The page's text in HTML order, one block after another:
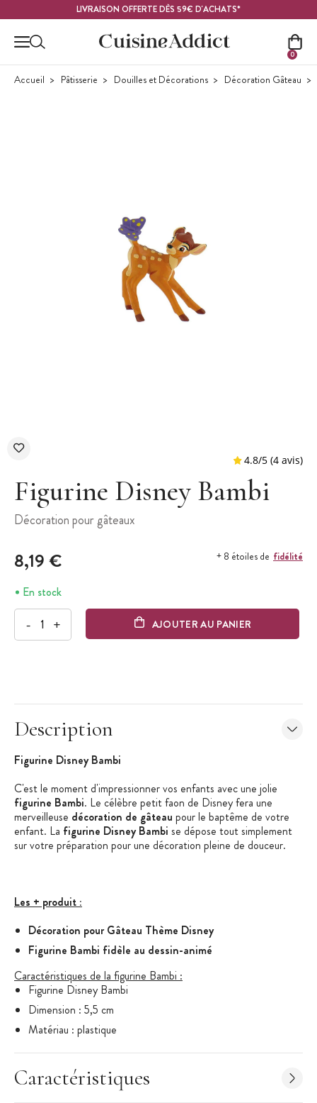
LIVRAISON OFFERTE DÈS 59€ D'ACHATS*
0
Accueil Pâtisserie Douilles et Décorations Décoration Gâteau
Figurine Disney Bambi
Décoration pour gâteaux
8,19 € + 8 étoiles de fidélité
En stock
- + AJOUTER AU PANIER
Description
Figurine Disney Bambi
C'est le moment d'impressionner vos enfants avec une jolie
figurine Bambi. Le célèbre petit faon de Disney fera une
merveilleuse décoration de gâteau pour le baptême de votre
enfant. La figurine Disney Bambi se dépose tout simplement
sur votre préparation pour une décoration pleine de douceur.
Les + produit :
Décoration pour Gâteau Thème Disney
Figurine Bambi fidèle au dessin-animé
Caractéristiques de la figurine Bambi :
Figurine Disney Bambi
Dimension : 5,5 cm
Matériau : plastique
Non comestible
Marque : Overig
Caractéristiques